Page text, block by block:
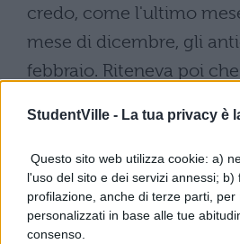
StudentVille - La tua privacy è
Questo sito web utilizza cookie: a)
l'uso del sito e dei servizi annessi; b)
profilazione, anche di terze parti,
personalizzati in base alle tue
consenso.
credo, come l'ultimo
mese di dicembre, gli
febbraio. Riteneva poi
pietà aggiungere alle
una grandissima offerta